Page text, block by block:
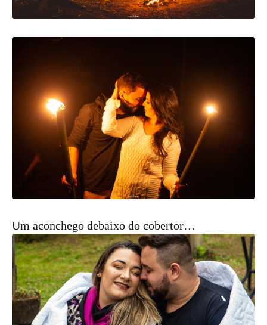
Um aconchego debaixo do cobertor…